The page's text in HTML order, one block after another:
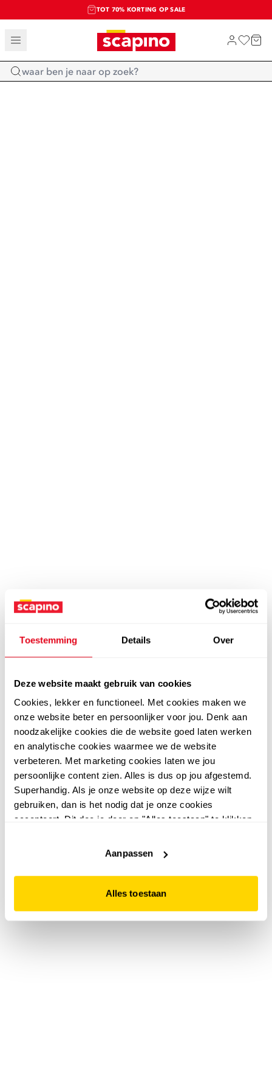
Toestemming Details Over
Deze website maakt gebruik van cookies
Cookies, lekker en functioneel. Met cookies maken we
onze website beter en persoonlijker voor jou. Denk aan
noodzakelijke cookies die de website goed laten werken
en analytische cookies waarmee we de website
verbeteren. Met marketing cookies laten we jou
persoonlijke content zien. Alles is dus op jou afgestemd.
Superhandig. Als je onze website op deze wijze wilt
gebruiken, dan is het nodig dat je onze cookies
accepteert. Dit doe je door op "Alles toestaan" te klikken.
website niet optimaal functioneert.
Aanpassen
Alles toestaan
TOT 70% KORTING OP SALE
SALE: LAATSTE KANS!
SHOP NIEUW
Home